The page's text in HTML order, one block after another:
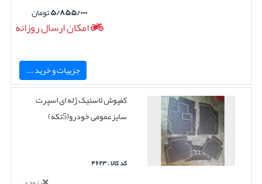
۵/۸۵۵/۰۰۰تومان
امکان ارسال روزانه
جزییات و خرید ...
کفپوش لاستیک ژله ای اسپرت
سایزعمومی خودرو(5تکه)
کد کالا : ۴۶۲۳